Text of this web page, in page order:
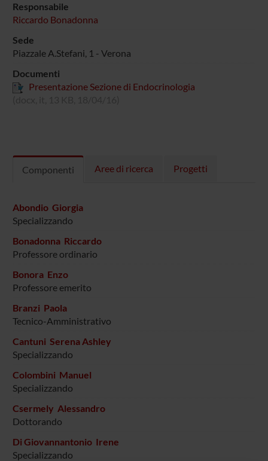
Responsabile
Riccardo Bonadonna
Sede
Piazzale A.Stefani, 1 - Verona
Documenti
Presentazione Sezione di Endocrinologia
Componenti Aree di ricerca Progetti
Abondio Giorgia
Specializzando
Bonadonna Riccardo
Professore ordinario
Bonora Enzo
Professore emerito
Branzi Paola
Tecnico-Amministrativo
Cantuni Serena Ashley
Specializzando
Colombini Manuel
Specializzando
Csermely Alessandro
Dottorando
Di Giovannantonio Irene
Specializzando